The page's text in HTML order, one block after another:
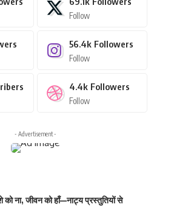
Follow
56.4k Followers
Follow
4.4k Followers
Follow
- Advertisement -
को ना, जीवन को हाँ—नाट्य प्रस्तुतियों से